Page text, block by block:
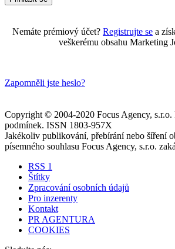
Nemáte prémiový účet? Registrujte se a
veškerému obsahu Marketing
Zapomněli jste heslo?
Copyright © 2004-2020 Focus Agency, s.r.o.
podmínek. ISSN 1803-957X
Jakékoliv publikování, přebírání nebo šíření
písemného souhlasu Focus Agency, s.r.o.
RSS 1
Štítky
Zpracování osobních údajů
Pro inzerenty
Kontakt
PR AGENTURA
COOKIES